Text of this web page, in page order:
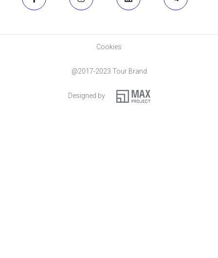
@2017-2023 Tour Brand
Cookies
Designed by